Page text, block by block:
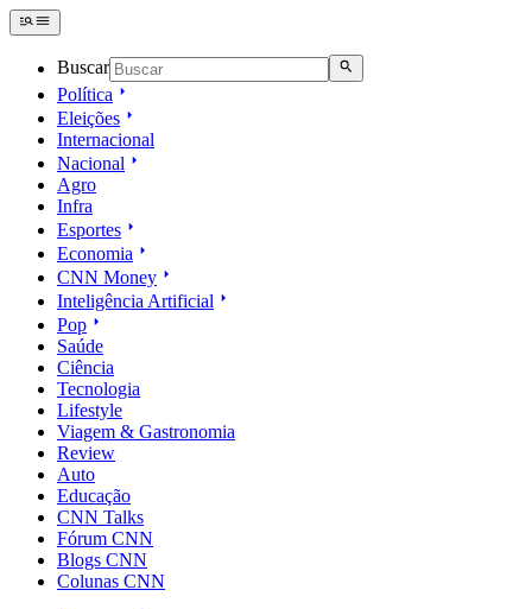
Buscar
Política
Eleições
Internacional
Nacional
Agro
Infra
Esportes
Economia
CNN Money
Inteligência Artificial
Pop
Saúde
Ciência
Tecnologia
Lifestyle
Viagem & Gastronomia
Review
Auto
Educação
CNN Talks
Fórum CNN
Blogs CNN
Colunas CNN